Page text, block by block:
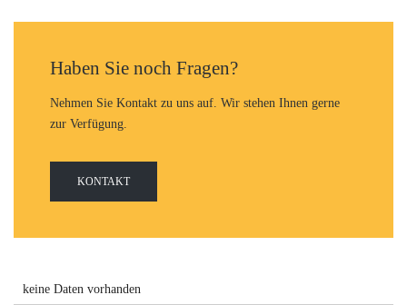
Haben Sie noch Fragen?
Nehmen Sie Kontakt zu uns auf. Wir stehen Ihnen gerne
zur Verfügung.
KONTAKT
keine Daten vorhanden